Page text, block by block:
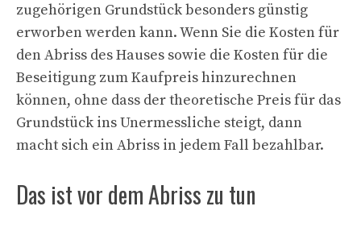
zugehörigen Grundstück besonders günstig
erworben werden kann. Wenn Sie die Kosten für
den Abriss des Hauses sowie die Kosten für die
Beseitigung zum Kaufpreis hinzurechnen
können, ohne dass der theoretische Preis für das
Grundstück ins Unermessliche steigt, dann
macht sich ein Abriss in jedem Fall bezahlbar.
Das ist vor dem Abriss zu tun